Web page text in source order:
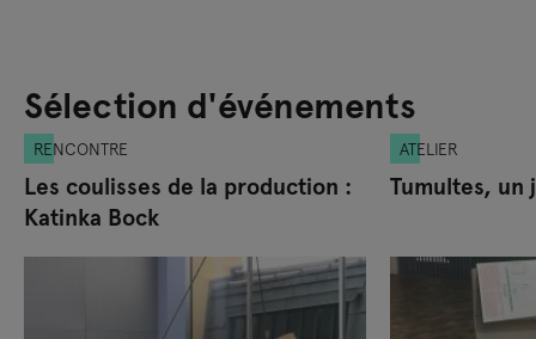
Sélection d'événements
RENCONTRE
Les coulisses de la production :
Katinka Bock
ATELIER
Tumultes, un